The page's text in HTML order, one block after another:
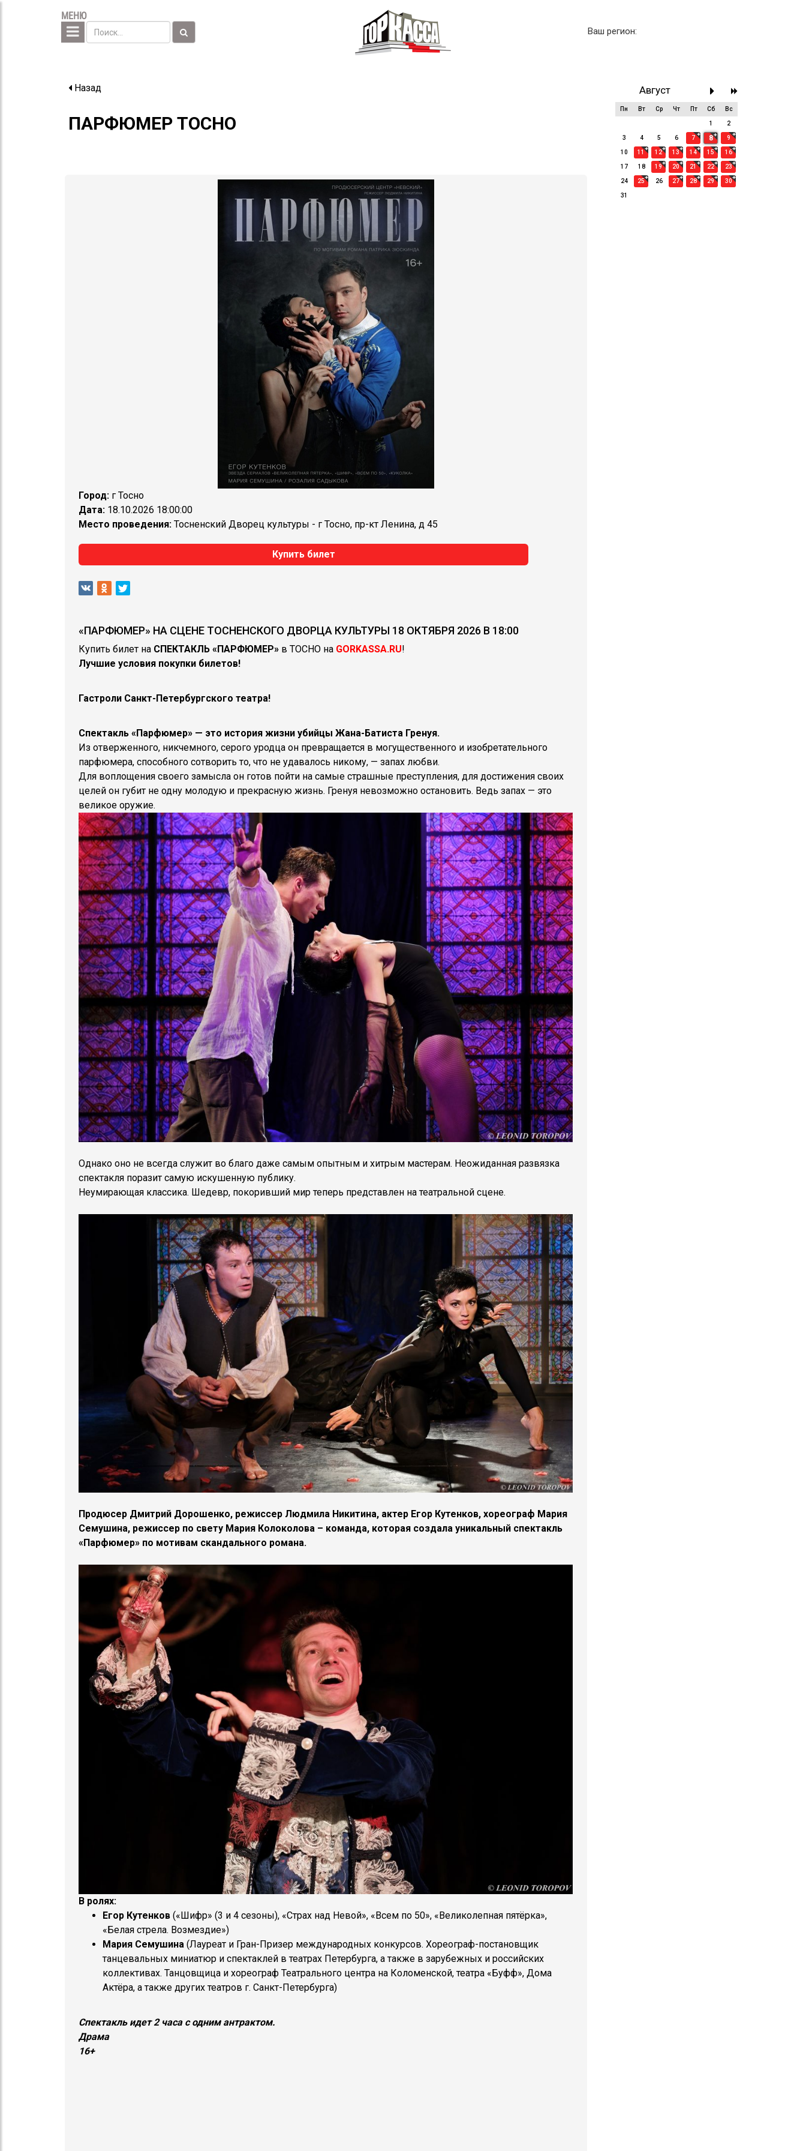
МЕНЮ
Ваш регион:
Август
Пн Вт Ср Чт Пт Сб Вс
1 2
3 4 5 6 7 8 9
10 11 12 13 14 15 16
17 18 19 20 21 22 23
24 25 26 27 28 29 30
31
Назад
ПАРФЮМЕР ТОСНО
Город: г Тосно
Дата: 18.10.2026 18:00:00
Место проведения: Тосненский Дворец культуры - г Тосно, пр-кт Ленина, д 45
Купить билет
«ПАРФЮМЕР» НА СЦЕНЕ ТОСНЕНСКОГО ДВОРЦА КУЛЬТУРЫ 18 ОКТЯБРЯ 2026 В 18:00
Купить билет на СПЕКТАКЛЬ «ПАРФЮМЕР» в ТОСНО на GORKASSA.RU!
Лучшие условия покупки билетов!
Гастроли Санкт-Петербургского театра!
Спектакль «Парфюмер» — это история жизни убийцы Жана-Батиста Гренуя.
Из отверженного, никчемного, серого уродца он превращается в могущественного и изобретательного
парфюмера, способного сотворить то, что не удавалось никому, — запах любви.
Для воплощения своего замысла он готов пойти на самые страшные преступления, для достижения своих
целей он губит не одну молодую и прекрасную жизнь. Гренуя невозможно остановить. Ведь запах — это
великое оружие.
Однако оно не всегда служит во благо даже самым опытным и хитрым мастерам. Неожиданная развязка
спектакля поразит самую искушенную публику.
Неумирающая классика. Шедевр, покоривший мир теперь представлен на театральной сцене.
Продюсер Дмитрий Дорошенко, режиссер Людмила Никитина, актер Егор Кутенков, хореограф Мария
Семушина, режиссер по свету Мария Колоколова – команда, которая создала уникальный спектакль
«Парфюмер» по мотивам скандального романа.
В ролях:
Егор Кутенков(«Шифр» (3 и 4 сезоны), «Страх над Невой», «Всем по 50», «Великолепная пятёрка»,
«Белая стрела. Возмездие»)
Мария Семушина (Лауреат и Гран-Призер международных конкурсов. Хореограф-постановщик
танцевальных миниатюр и спектаклей в театрах Петербурга, а также в зарубежных и российских
коллективах. Танцовщица и хореограф Театрального центра на Коломенской, театра «Буфф», Дома
Актёра, а также других театров г. Санкт-Петербурга)
Спектакль идет 2 часа с одним антрактом.
Драма
16+